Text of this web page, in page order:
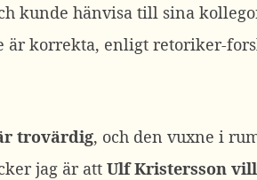
kunde hänvisa till sina
är korrekta, enligt retoriker-
trovärdig, och den vuxne i
jag är att Ulf Kristersson